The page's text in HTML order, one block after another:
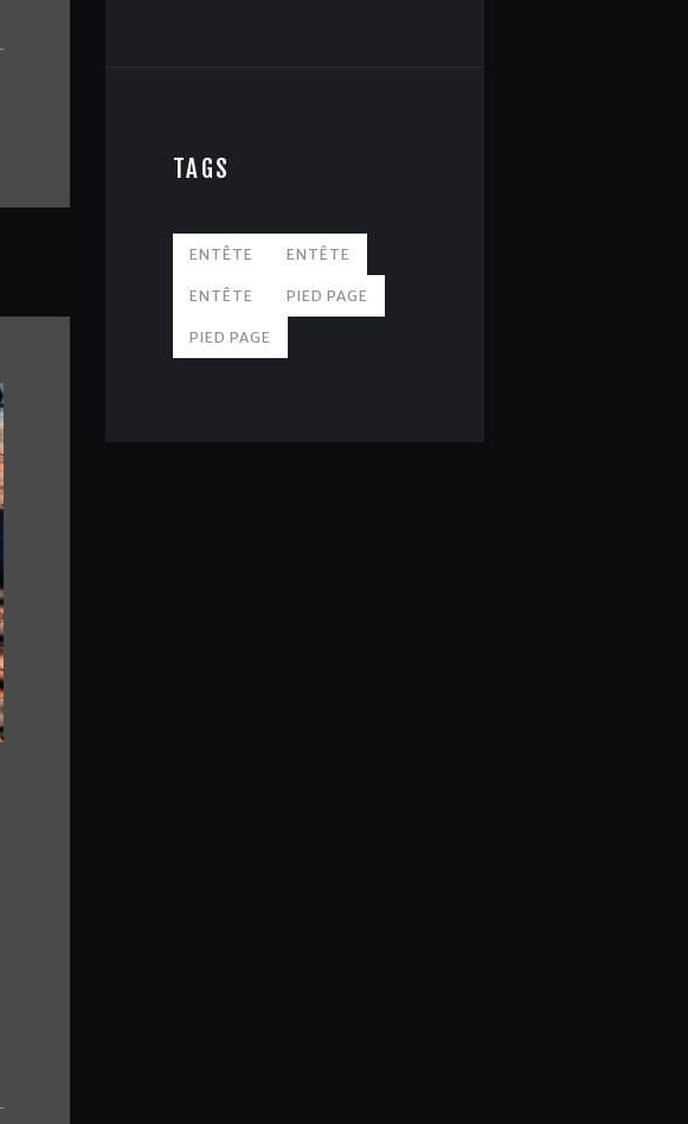
TAGS
ENTÊTE ENTÊTE
ENTÊTE PIED PAGE
PIED PAGE